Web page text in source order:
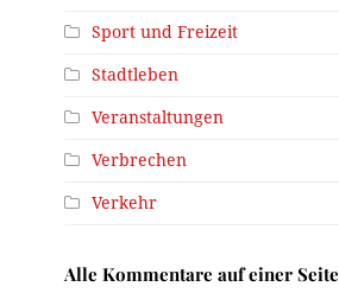
Sport und Freizeit
Stadtleben
Veranstaltungen
Verbrechen
Verkehr
Alle Kommentare auf einer Seite